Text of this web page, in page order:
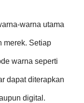
warna utama
merek. Setiap
warna seperti
dapat diterapkan
digital.